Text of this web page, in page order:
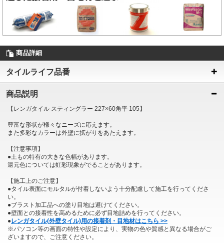
商品詳細
タイルライフ品番
商品説明
【レンガタイル スティングラー 227×60角平 105】
豊富な形状が様々なニーズに応えます。
また多彩なカラーは外壁に拡がりをあたえます。
【注意事項】
●土もの特有の大きな色幅があります。
還元色については虹彩現象がでることがあります。
【施工上のご注意】
●タイル表面にモルタルが付着しないよう十分配慮して施工を行ってくださ
い。
●ブラスト加工品への塗り目地は避けてください。
●壁面との接着性を高めるために必ず目地詰めを行ってください。
●レンガタイル(外壁タイル)用の接着剤・目地材はこちら >>
※パソコン等の画面の特性や設定により、実物の色や質感と異なる場合がご
ざいますので、ご注意ください。